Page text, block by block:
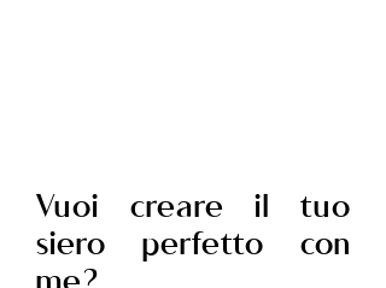
Vuoi creare il tuo
siero perfetto con